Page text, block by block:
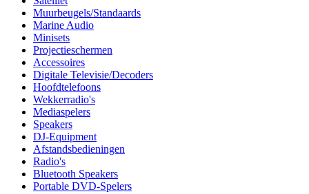
Muurbeugels/Standaards
Marine Audio
Minisets
Projectieschermen
Accessoires
Digitale Televisie/Decoders
Hoofdtelefoons
Wekkerradio's
Mediaspelers
Speakers
DJ-Equipment
Afstandsbedieningen
Radio's
Bluetooth Speakers
Portable DVD-Spelers